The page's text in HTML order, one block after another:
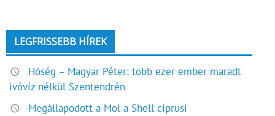
LEGFRISSEBB HÍREK
Hőség – Magyar Péter: több ezer ember maradt
ivóvíz nélkül Szentendrén
Megállapodott a Mol a Shell ciprusi